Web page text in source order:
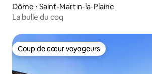
Dôme ⋅ Saint-Martin-la-Plaine
La bulle du coq
Coup de cœur voyageurs
Coup de cœur voyageurs